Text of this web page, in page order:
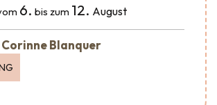
6. bis zum 12. August
Blanquer